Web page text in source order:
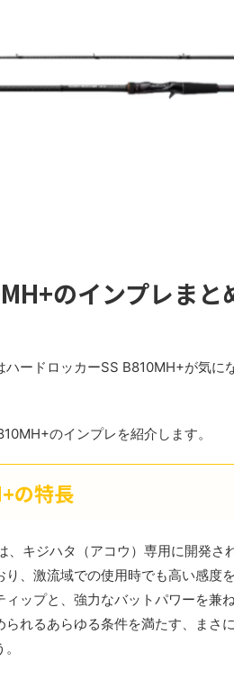
のインプレまと
ードロッカーSS B810MH+が気に
のインプレを紹介します。
の特長
キジハタ（アコウ）専用に開発さ
、激流域での使用時でも高い感度を
ップと、強力なバットパワーを兼
れるあらゆる条件を満たす、まさ